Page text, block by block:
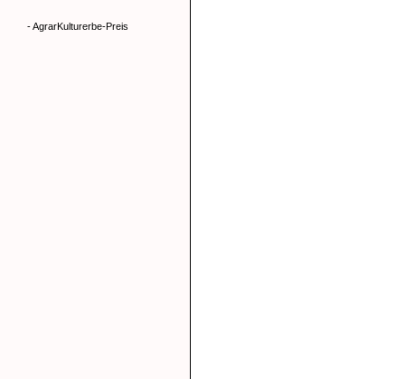
- AgrarKulturerbe-Preis